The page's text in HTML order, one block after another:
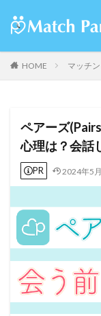
HOME マッチ
ペアーズ
心理は？会話
PR 2024年5